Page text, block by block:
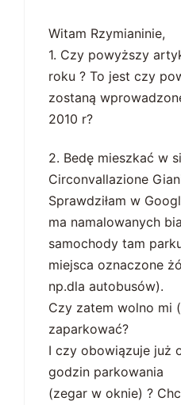
Witam Rzymianinie,
1. Czy powyższy
roku ? To jest czy
zostaną
2010 r?
2. Bedę mieszkać w
Circonvallazione
Sprawdziłam w
ma namalowanych
samochody tam
miejsca oznaczone
np.dla autobusów).
Czy zatem wolno mi
zaparkować?
I czy obowiązuje już
godzin parkowania
(zegar w oknie) ?